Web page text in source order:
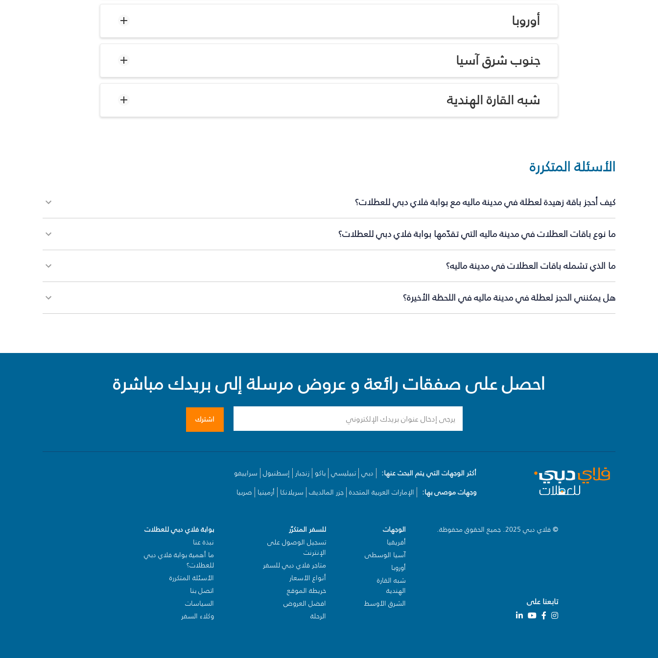
أوروبا
جنوب شرق آسيا
شبه القارة الهندية
الأسئلة المتكررة
كيف أحجز باقة زهيدة لعطلة في مدينة ماليه مع بوابة فلاي دبي للعطلات؟
ما نوع باقات العطلات في مدينة ماليه التي تقدّمها بوابة فلاي دبي للعطلات؟
ما الذي تشمله باقات العطلات في مدينة ماليه؟
هل يمكنني الحجز لعطلة في مدينة ماليه في اللحظة الأخيرة؟
احصل على صفقات رائعة و عروض مرسلة إلى بريدك مباشرة
اشترك
أكثر الوجهات التي يتم البحث عنها: دبي تبيليسي باكو زنجبار إسطنبول سراييفو
وجهات موصى بها:
الإمارات العربية المتحدة جزر المالديف سريلانكا أرمينيا صربيا
© فلاي دبي 2025. جميع الحقوق محفوظة.
تابعنا على
الوجهات
أفريقيا
آسيا الوسطى
أوروبا
شبه القارة
الهندية
الشرق الأوسط
للسفر المتكرّر
تسجيل الوصول على
الإنترنت
متاجر فلاي دبي للسفر
أنواع الأسعار
خريطة الموقع
افضل العروض
الرحلة
بوابة فلاي دبي للعطلات
نبذة عنا
ما أهمية بوابة فلاي دبي
للعطلات؟
الأسئلة المتكررة
اتصل بنا
السياسات
وكلاء السفر